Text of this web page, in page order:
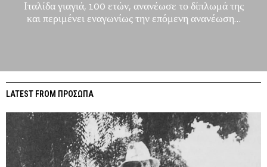
Ιταλίδα γιαγιά, 100 ετών, ανανέωσε το δίπλωμά της
και περιμένει εναγωνίως την επόμενη ανανέωση…
LATEST FROM ΠΡΟΣΩΠΑ